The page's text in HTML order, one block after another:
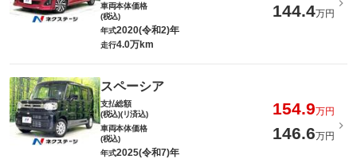
車両本体価格
(税込)
144.4万円
年式2020(令和2)年
走行4.0万km
スペーシア
支払総額
(税込)(リ済込)
154.9万円
車両本体価格
(税込)
146.6万円
年式2025(令和7)年